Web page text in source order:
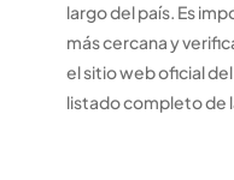
largo del país. Es
más cercana y
el sitio web oficial
listado completo de